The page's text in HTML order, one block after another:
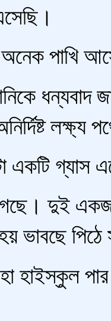
পাখি
ধন্যবাদ
লক্ষ্য
একটি গ্যাস
দুই
ভাবছে
হাইস্কুল